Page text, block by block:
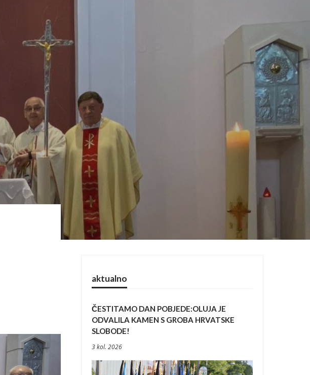
aktualno
ČESTITAMO DAN POBJEDE:OLUJA JE
ODVALILA KAMEN S GROBA HRVATSKE
SLOBODE!
3 kol. 2026